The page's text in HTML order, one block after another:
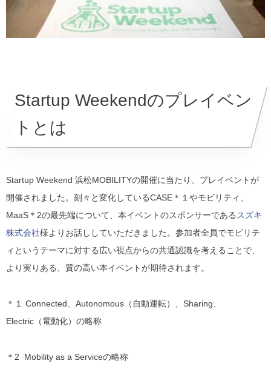
Startup Weekendのプレイベン
トとは
Startup Weekend 浜松MOBILITYの開催に当たり、プレイベントが
開催されました。刻々と変化しているCASE ＊１ やモビリティ、
MaaS ＊2の最先端について、本イベントのスポンサーである スズキ
株式会社様よりお話ししていただきました。参加者全員でモビリテ
ィというテーマに対する広い視点からの共通認識を考えることで、
より実りある、質の高い本イベントが期待されます。
＊１ Connected、Autonomous（自動運転）、Sharing、
Electric（電動化）の略称
＊2 Mobility as a Serviceの略称